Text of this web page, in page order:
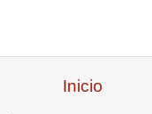
Inicio